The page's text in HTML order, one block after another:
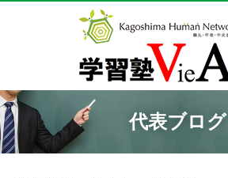
代表ブログ